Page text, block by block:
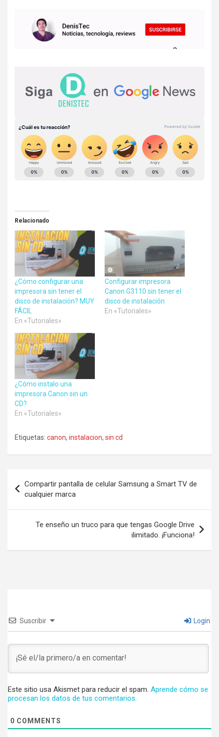
Relacionado
¿Cómo configurar una
impresora sin tener el
disco de instalación? MUY
FÁCIL
En «Tutoriales»
Configurar impresora
Canon G3110 sin tener el
disco de instalación
En «Tutoriales»
¿Cómo instalo una
impresora Canon sin un
CD?
En «Tutoriales»
Etiquetas: canon, instalacion, sin cd
de
entradas
Compartir pantalla de celular Samsung a Smart TV de
cualquier marca
Te enseño un truco para que tengas Google Drive
ilimitado. ¡Funciona!
Suscribir Login
Este sitio usa Akismet para reducir el spam. Aprende cómo se
procesan los datos de tus comentarios.
0 COMMENTS